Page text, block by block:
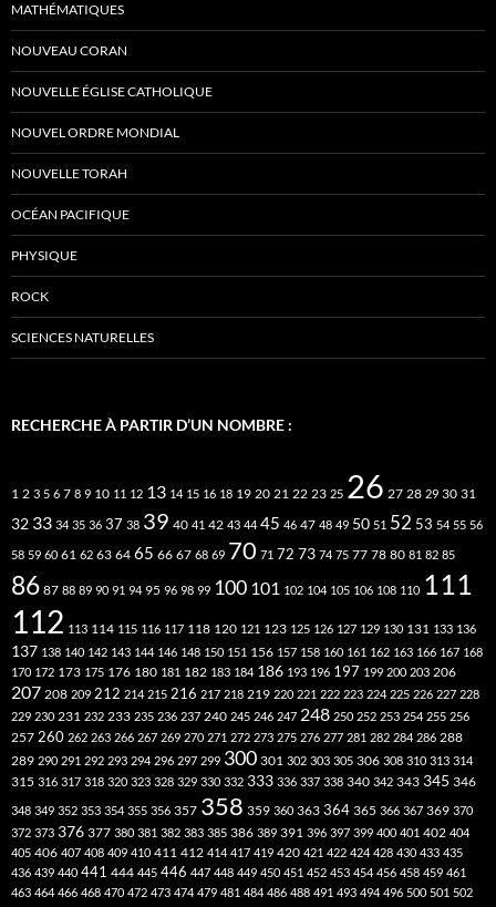
MATHÉMATIQUES
NOUVEAU CORAN
NOUVELLE ÉGLISE CATHOLIQUE
NOUVEL ORDRE MONDIAL
NOUVELLE TORAH
OCÉAN PACIFIQUE
PHYSIQUE
ROCK
SCIENCES NATURELLES
RECHERCHE À PARTIR D’UN NOMBRE :
1 2 3 5 6 7 8 9 10 11 12 13 14 15 16 18 19 20 21 22 23 25 26 27 28 29 30 31
32 33 34 35 36 37 38 39 40 41 42 43 44 45 46 47 48 49 50 51 52 53 54 55 56
58 59 60 61 62 63 64 65 66 67 68 69 70 71 72 73 74 75 77 78 80 81 82 85
86 87 88 89 90 91 94 95 96 98 99 100 101 102 104 105 106 108 110 111
112 113 114 115 116 117 118 120 121 123 125 126 127 129 130 131 133 136
137 138 140 142 143 144 146 148 150 151 156 157 158 160 161 162 163 166 167 168
170 172 173 175 176 180 181 182 183 184 186 193 196 197 199 200 203 206
207 208 209 212 214 215 216 217 218 219 220 221 222 223 224 225 226 227 228
229 230 231 232 233 235 236 237 240 245 246 247 248 250 252 253 254 255 256
257 260 262 263 266 267 269 270 271 272 273 275 276 277 281 282 284 286 288
289 290 291 292 293 294 296 297 299 300 301 302 303 305 306 308 310 313 314
315 316 317 318 320 323 328 329 330 332 333 336 337 338 340 342 343 345 346
348 349 352 353 354 355 356 357 358 359 360 363 364 365 366 367 369 370
372 373 376 377 380 381 382 383 385 386 389 391 396 397 399 400 401 402 404
405 406 407 408 409 410 411 412 414 417 419 420 421 422 424 428 430 433 435
436 439 440 441 444 445 446 447 448 449 450 451 452 453 454 456 458 459 461
463 464 466 468 470 472 473 474 479 481 484 486 488 491 493 494 496 500 501 502